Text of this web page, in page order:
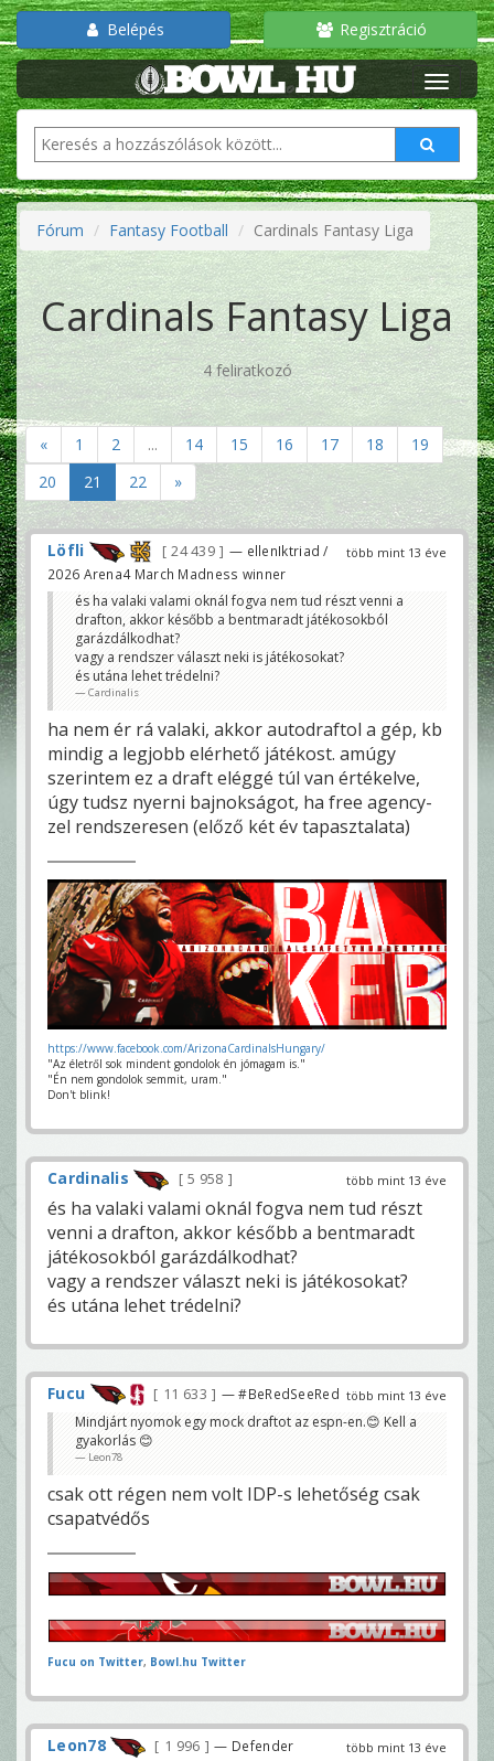
Belépés Regisztráció
Fórum Fantasy Football Cardinals Fantasy Liga
Cardinals Fantasy Liga
4 feliratkozó
« 1 2 ... 14 15 16 17 18
19
20
21 22 »
több mint 13 éve
Löfli 24 439
— ellenIktriad /
2026 Arena4 March Madness winner
és ha valaki valami oknál fogva nem tud részt venni a
drafton, akkor később a bentmaradt játékosokból
garázdálkodhat?
vagy a rendszer választ neki is játékosokat?
és utána lehet trédelni?
Cardinalis
ha nem ér rá valaki, akkor autodraftol a gép, kb
mindig a legjobb elérhető játékost. amúgy
szerintem ez a draft eléggé túl van értékelve,
úgy tudsz nyerni bajnokságot, ha free agency-
zel rendszeresen (előző két év tapasztalata)
https://www.facebook.com/ArizonaCardinalsHungary/
"Az életről sok mindent gondolok én jómagam is."
"Én nem gondolok semmit, uram."
Don't blink!
több mint 13 éve
Cardinalis 5 958
és ha valaki valami oknál fogva nem tud részt
venni a drafton, akkor később a bentmaradt
játékosokból garázdálkodhat?
vagy a rendszer választ neki is játékosokat?
és utána lehet trédelni?
több mint 13 éve
Fucu 11 633 — #BeRedSeeRed
Mindjárt nyomok egy mock draftot az espn-en.😊 Kell a
gyakorlás 😊
Leon78
csak ott régen nem volt IDP-s lehetőség csak
csapatvédős
Fucu on Twitter, Bowl.hu Twitter
több mint 13 éve
Leon78 1 996 — Defender